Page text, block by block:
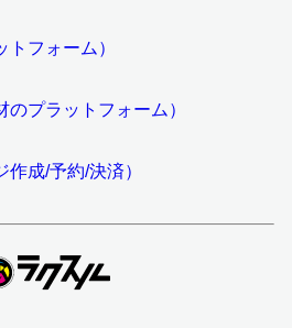
フォーム）
プラットフォーム）
成/予約/決済）